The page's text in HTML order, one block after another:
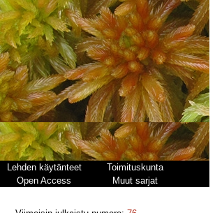
Lehden käytänteet
Toimituskunta
Open Access Muut sarjat